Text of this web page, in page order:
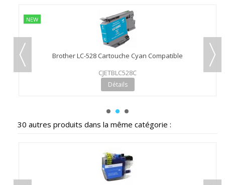
NEW
Brother LC-528 Cartouche Cyan Compatible
CJETBLC528C
Détails
30 autres produits dans la même catégorie :